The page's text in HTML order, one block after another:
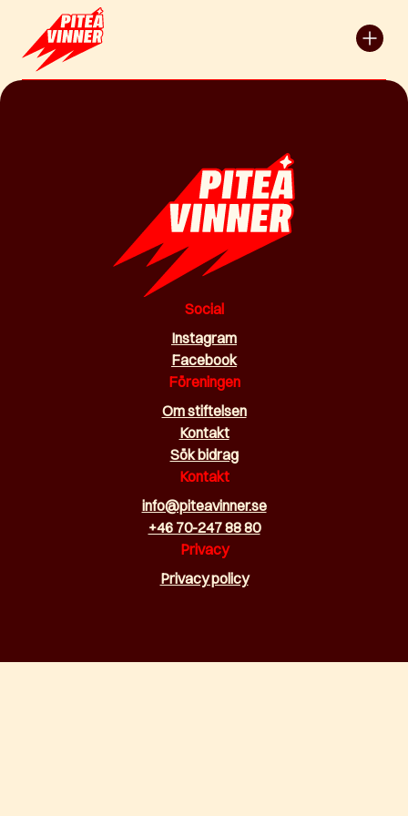
Social
Instagram
Facebook
Föreningen
Om stiftelsen
Kontakt
Sök bidrag
Kontakt
info@piteavinner.se
+46 70-247 88 80
Privacy
Privacy policy